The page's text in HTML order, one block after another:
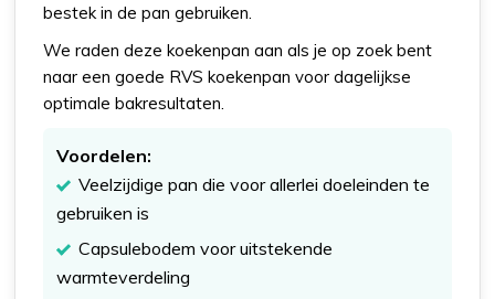
bestek in de pan gebruiken.
We raden deze koekenpan aan als je op zoek bent
naar een goede RVS koekenpan voor dagelijkse
optimale bakresultaten.
Voordelen:
Veelzijdige pan die voor allerlei doeleinden te
gebruiken is
Capsulebodem voor uitstekende
warmteverdeling